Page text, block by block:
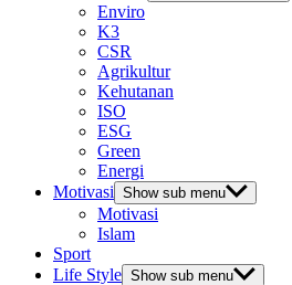
Enviro
K3
CSR
Agrikultur
Kehutanan
ISO
ESG
Green
Energi
Motivasi Show sub menu
Motivasi
Islam
Sport
Life Style Show sub menu